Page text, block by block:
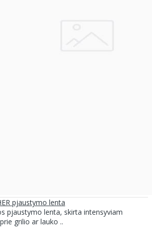
pjaustymo lenta
pjaustymo lenta, skirta intensyviam
grilio ar lauko ..